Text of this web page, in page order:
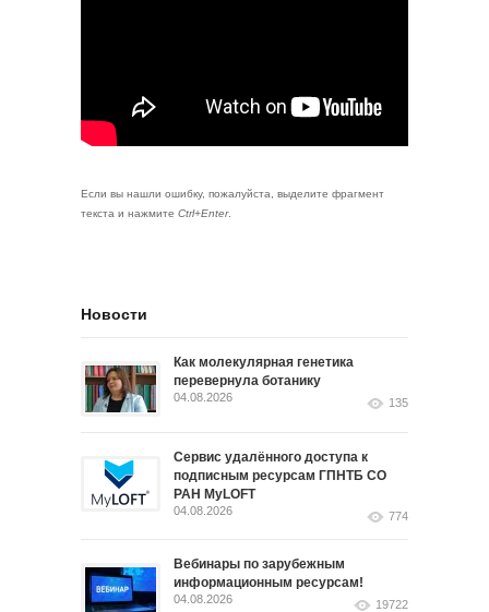
Если вы нашли ошибку, пожалуйста, выделите фрагмент
текста и нажмите Ctrl+Enter.
Новости
Как молекулярная генетика
перевернула ботанику
04.08.2026 135
Сервис удалённого доступа к
подписным ресурсам ГПНТБ СО
РАН MyLOFT
04.08.2026 774
Вебинары по зарубежным
информационным ресурсам!
04.08.2026 19722